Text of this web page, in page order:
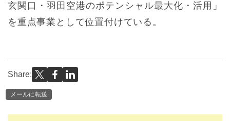
玄関口・羽田空港のポテンシャル最大化・活用」
を重点事業として位置付けている。
Share:
メールに転送